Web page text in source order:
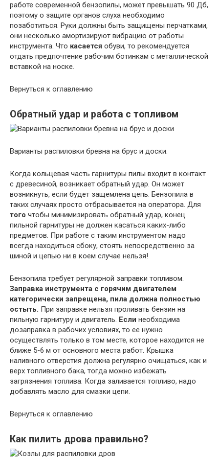
работе современной бензопилы, может превышать 90 Дб,
поэтому о защите органов слуха необходимо
позаботиться. Руки должны быть защищены перчатками,
они несколько амортизируют вибрацию от работы
инструмента. Что касается обуви, то рекомендуется
отдать предпочтение рабочим ботинкам с металлической
вставкой на носке.
Вернуться к оглавлению
Обратный удар и работа с топливом
Варианты распиловки бревна на брус и доски.
Когда кольцевая часть гарнитуры пилы входит в контакт
с древесиной, возникает обратный удар. Он может
возникнуть, если будет защемлена цепь. Бензопила в
таких случаях просто отбрасывается на оператора. Для
того чтобы минимизировать обратный удар, конец
пильной гарнитуры не должен касаться каких-либо
предметов. При работе с таким инструментом надо
всегда находиться сбоку, стоять непосредственно за
шиной и цепью ни в коем случае нельзя!
Бензопила требует регулярной заправки топливом.
Заправка инструмента с горячим двигателем
категорически запрещена, пила должна полностью
остыть. При заправке нельзя проливать бензин на
пильную гарнитуру и двигатель. Если необходима
дозаправка в рабочих условиях, то ее нужно
осуществлять только в том месте, которое находится не
ближе 5-6 м от основного места работ. Крышка
наливного отверстия должна регулярно очищаться, как и
верх топливного бака, тогда можно избежать
загрязнения топлива. Когда заливается топливо, надо
добавлять масло для смазки цепи.
Вернуться к оглавлению
Как пилить дрова правильно?